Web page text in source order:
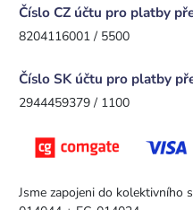
Číslo CZ účtu pro platby
8204116001 / 5500
Číslo SK účtu pro platby
2944459379 / 1100
Jsme zapojeni do kolektivního